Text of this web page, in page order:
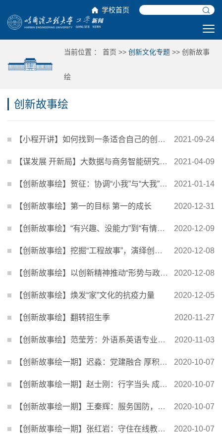
学校首页
当前位置 ： 首页 >> 创新文化专题 >> 创新故事
绘
创新故事绘
【小程开讲】如何找到一条适合自己的创新之路 2021-09-24
【谋发展 开新局】大数据与商务智能研究中心的创新之路 2021-04-09
【创新故事绘】贺征：协调“小我”与“大我”中谋创新 2021-01-14
【创新故事绘】第一的目标 第一的成长 2020-12-31
【创新故事绘】“有兴趣、没能力”到“有情怀、有能力” 2020-12-09
【创新故事绘】挖掘“工程故事”，演绎创新“三部曲” 2020-12-08
【创新故事绘】以创新精神推动“形势与政策”课课程建设 2020-12-08
【创新故事绘】焕发“家”文化的抗疫力量 2020-12-05
【创新故事绘】翻转招生季 2020-11-27
【创新故事绘】范莹芳：外语系英语专业教师的“亮剑”精神 2020-11-03
【创新故事绘一期】迟淼：党建融合 厚积薄发 2020-10-07
【创新故事绘一期】赵士刚：行字当头 成字托底的工大附中工程校区建立历程 2020-10-07
【创新故事绘一期】王秦辉：服务国防，迎难而上，创新性开展军地两用高层次人才联合培养 2020-10-07
【创新故事绘一期】张红岩：守住在线教学生命线 践行立德树人育人心 2020-10-07